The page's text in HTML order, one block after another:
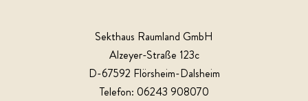
Sekthaus Raumland GmbH
Alzeyer-Straße 123c
D-67592 Flörsheim-Dalsheim
Telefon: 06243 908070